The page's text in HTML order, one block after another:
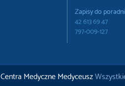
Zapisy do
42 613 69 47
797-009-127
Centra Medyczne Medyceusz